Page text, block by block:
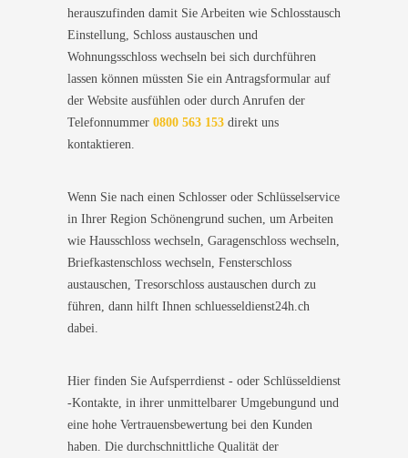
herauszufinden damit Sie Arbeiten wie Schlosstausch
Einstellung, Schloss austauschen und
Wohnungsschloss wechseln bei sich durchführen
lassen können müssten Sie ein Antragsformular auf
der Website ausfühlen oder durch Anrufen der
Telefonnummer 0800 563 153 direkt uns
kontaktieren.
Wenn Sie nach einen Schlosser oder Schlüsselservice
in Ihrer Region Schönengrund suchen, um Arbeiten
wie Hausschloss wechseln, Garagenschloss wechseln,
Briefkastenschloss wechseln, Fensterschloss
austauschen, Tresorschloss austauschen durch zu
führen, dann hilft Ihnen schluesseldienst24h.ch
dabei.
Hier finden Sie Aufsperrdienst - oder Schlüsseldienst
-Kontakte, in ihrer unmittelbarer Umgebungund und
eine hohe Vertrauensbewertung bei den Kunden
haben. Die durchschnittliche Qualität der